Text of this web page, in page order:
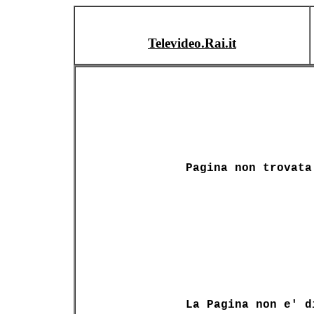
Televideo.Rai.it
Pagina non trovata
La Pagina non e'